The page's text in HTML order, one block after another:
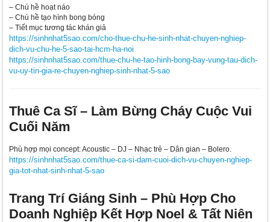
– Chú hề hoạt náo
– Chú hề tạo hình bong bóng
– Tiết mục tương tác khán giả
https://sinhnhat5sao.com/cho-thue-chu-he-sinh-nhat-chuyen-nghiep-
dich-vu-chu-he-5-sao-tai-hcm-ha-noi
https://sinhnhat5sao.com/thue-chu-he-tao-hinh-bong-bay-vung-tau-dich-
vu-uy-tin-gia-re-chuyen-nghiep-sinh-nhat-5-sao
Thuê Ca Sĩ – Làm Bừng Cháy Cuộc Vui
Cuối Năm
Phù hợp mọi concept: Acoustic – DJ – Nhạc trẻ – Dân gian – Bolero.
https://sinhnhat5sao.com/thue-ca-si-dam-cuoi-dich-vu-chuyen-nghiep-
gia-tot-nhat-sinh-nhat-5-sao
Trang Trí Giáng Sinh – Phù Hợp Cho
Doanh Nghiệp Kết Hợp Noel & Tất Niên